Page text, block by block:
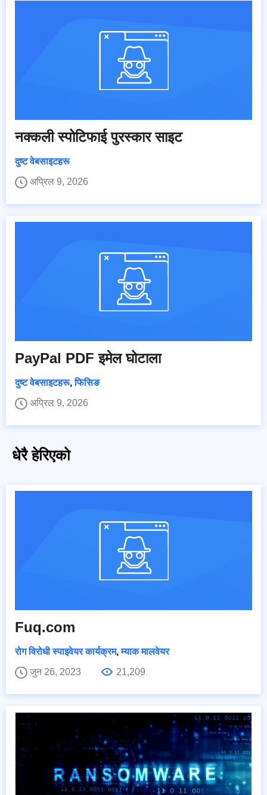
नक्कली स्पोटिफाई पुरस्कार साइट
दुष्ट वेबसाइटहरू
अप्रिल 9, 2026
PayPal PDF इमेल घोटाला
दुष्ट वेबसाइटहरू,फिसिङ
अप्रिल 9, 2026
धेरै हेरिएको
Fuq.com
रोग विरोधी स्पाइवेयर कार्यक्रम,म्याक मालवेयर
जुन 26, 2023
21,209